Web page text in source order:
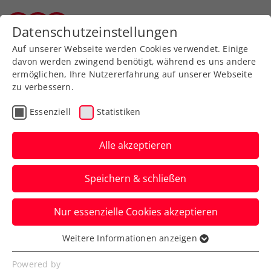
Zurück zur Newsübersicht
Turniere
„Unvergessliche
Österreichische
Seniorenmeisterschaften“
2023 beim UTC La Ville in
Wien
Jetzt die Nennung für dieses große
Highlight des ÖTV-Senioren-
Datenschutzeinstellungen
Auf unserer Webseite werden Cookies verwendet. Einige
davon werden zwingend benötigt, während es uns andere
ermöglichen, Ihre Nutzererfahrung auf unserer Webseite
zu verbessern.
Essenziell Statistiken
Alle akzeptieren
Speichern & schließen
Nur essenzielle Cookies akzeptieren
Essenziell
Essenzielle Cookies werden für grundlegende
Weitere Informationen anzeigen
Powered by